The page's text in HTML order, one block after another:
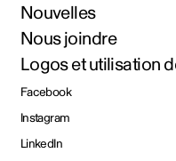
Nouvelles
Nous joindre
Logos et utilisation
Facebook
Instagram
LinkedIn